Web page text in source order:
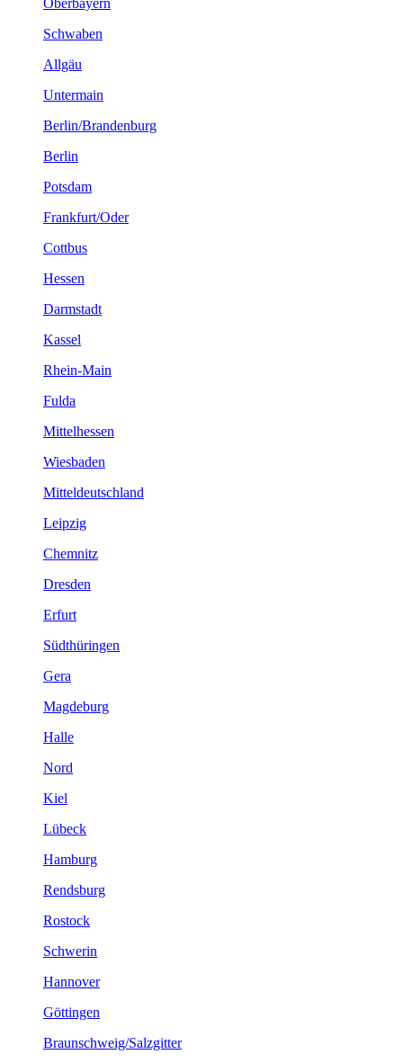
Oberbayern
Schwaben
Allgäu
Untermain
Berlin/Brandenburg
Berlin
Potsdam
Frankfurt/Oder
Cottbus
Hessen
Darmstadt
Kassel
Rhein-Main
Fulda
Mittelhessen
Wiesbaden
Mitteldeutschland
Leipzig
Chemnitz
Dresden
Erfurt
Südthüringen
Gera
Magdeburg
Halle
Nord
Kiel
Lübeck
Hamburg
Rendsburg
Rostock
Schwerin
Hannover
Göttingen
Braunschweig/Salzgitter